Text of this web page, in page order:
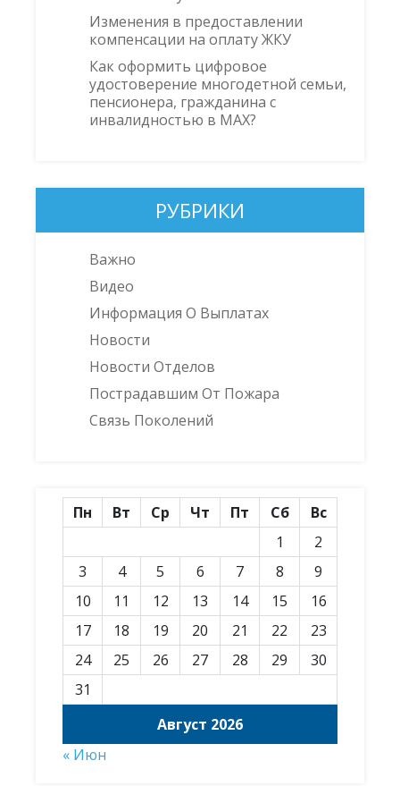
Изменения в предоставлении
компенсации на оплату ЖКУ
Как оформить цифровое
удостоверение многодетной семьи,
пенсионера, гражданина с
инвалидностью в MAX?
РУБРИКИ
Важно
Видео
Информация О Выплатах
Новости
Новости Отделов
Пострадавшим От Пожара
Связь Поколений
Август 2026
Пн Вт Ср Чт Пт Сб
Вс
1
2
3
4 5 6 7 8
9
10
11 12 13 14 15
16
17
18 19 20 21 22
23
24
25 26 27 28 29
30
31
« Июн